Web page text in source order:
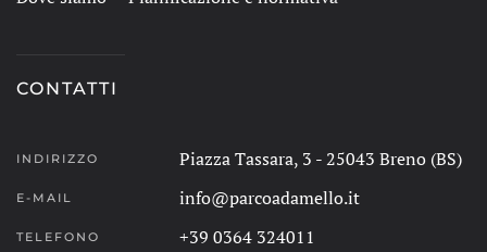
CONTATTI
INDIRIZZO Piazza Tassara, 3 - 25043 Breno (BS)
E-MAIL info@parcoadamello.it
TELEFONO +39 0364 324011